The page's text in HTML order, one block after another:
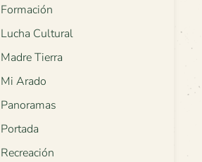
Formación
Lucha Cultural
Madre Tierra
Mi Arado
Panoramas
Portada
Recreación